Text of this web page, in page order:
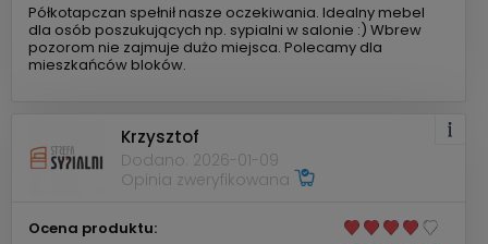
Półkotapczan spełnił nasze oczekiwania. Idealny mebel
dla osób poszukujących np. sypialni w salonie :) Wbrew
pozorom nie zajmuje dużo miejsca. Polecamy dla
mieszkańców bloków.
Krzysztof
Dodano: 2026-01-09
Opinia zweryfikowana
Ocena produktu: